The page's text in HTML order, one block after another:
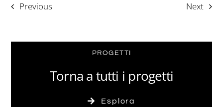
Previous Next
PROGETTI
Torna a tutti i progetti
Esplora